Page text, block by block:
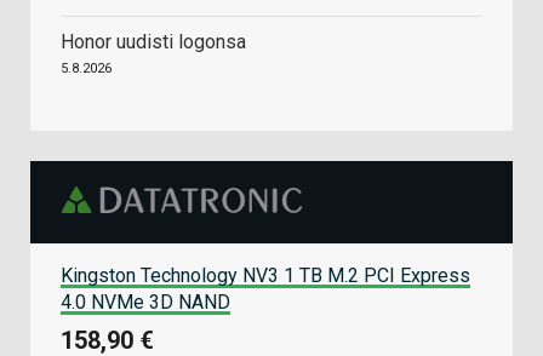
Honor uudisti logonsa
5.8.2026
Kingston Technology NV3 1 TB M.2 PCI Express
4.0 NVMe 3D NAND
158,90 €